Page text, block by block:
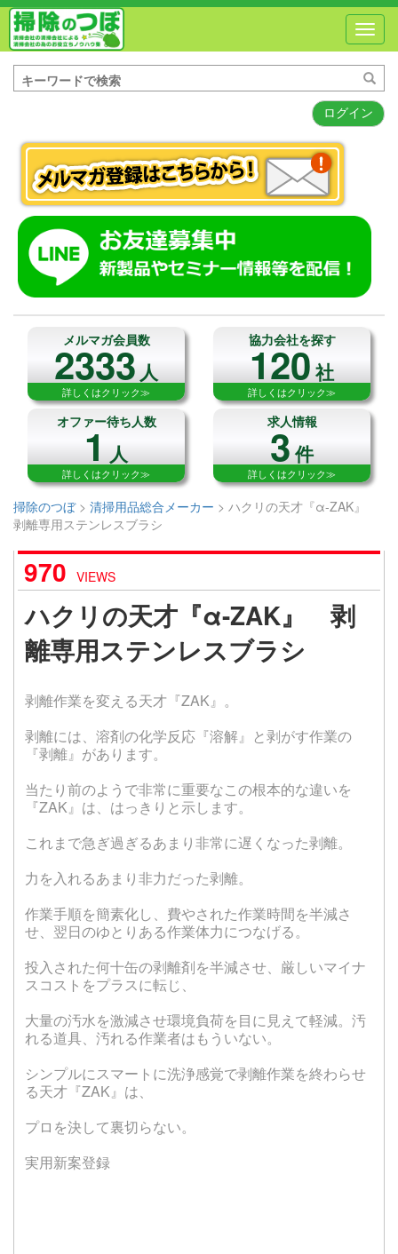
ログイン
メルマガ会員数
2333人
詳しくはクリック≫
協力会社を探す
120社
詳しくはクリック≫
オファー待ち人数
1人
詳しくはクリック≫
求人情報
3件
詳しくはクリック≫
掃除のつぼ> 清掃用品総合メーカー > ハクリの天才『α-ZAK』
剥離専用ステンレスブラシ
970 VIEWS
ハクリの天才『α-ZAK』 剥
離専用ステンレスブラシ
剥離作業を変える天才『ZAK』。
剥離には、溶剤の化学反応『溶解』と剥がす作業の
『剥離』があります。
当たり前のようで非常に重要なこの根本的な違いを
『ZAK』は、はっきりと示します。
これまで急ぎ過ぎるあまり非常に遅くなった剥離。
力を入れるあまり非力だった剥離。
作業手順を簡素化し、費やされた作業時間を半減さ
せ、翌日のゆとりある作業体力につなげる。
投入された何十缶の剥離剤を半減させ、厳しいマイナ
スコストをプラスに転じ、
大量の汚水を激減させ環境負荷を目に見えて軽減。汚
れる道具、汚れる作業者はもういない。
シンプルにスマートに洗浄感覚で剥離作業を終わらせ
る天才『ZAK』は、
プロを決して裏切らない。
実用新案登録